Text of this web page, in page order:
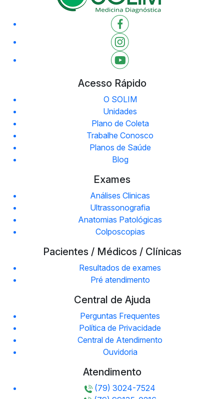
Acesso Rápido
O SOLIM
Unidades
Plano de Coleta
Trabalhe Conosco
Planos de Saúde
Blog
Exames
Análises Clinicas
Ultrassonografia
Anatomias Patológicas
Colposcopias
Pacientes / Médicos / Clínicas
Resultados de exames
Pré atendimento
Central de Ajuda
Perguntas Frequentes
Política de Privacidade
Central de Atendimento
Ouvidoria
Atendimento
(79) 3024-7524